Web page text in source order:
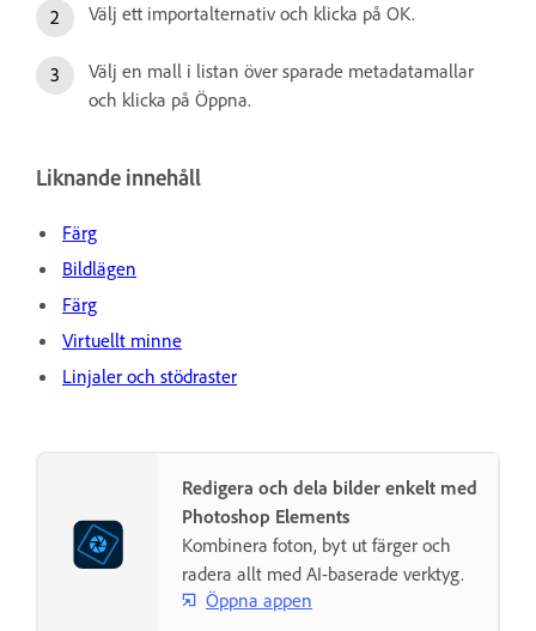
Välj ett importalternativ och klicka på OK.
Välj en mall i listan över sparade metadatamallar
och klicka på Öppna.
Liknande innehåll
Färg
Bildlägen
Färg
Virtuellt minne
Linjaler och stödraster
Redigera och dela bilder enkelt med
Photoshop Elements
Kombinera foton, byt ut färger och
radera allt med AI-baserade verktyg.
Öppna appen